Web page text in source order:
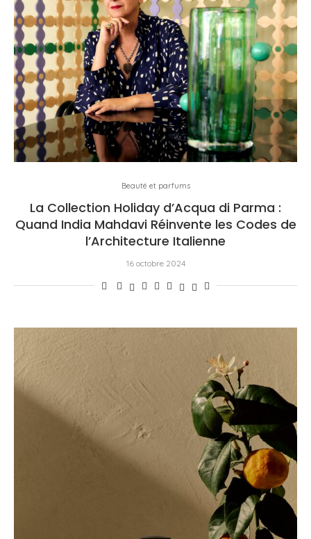
Beauté et parfums
La Collection Holiday d’Acqua di Parma :
Quand India Mahdavi Réinvente les Codes de
l’Architecture Italienne
16 octobre 2024